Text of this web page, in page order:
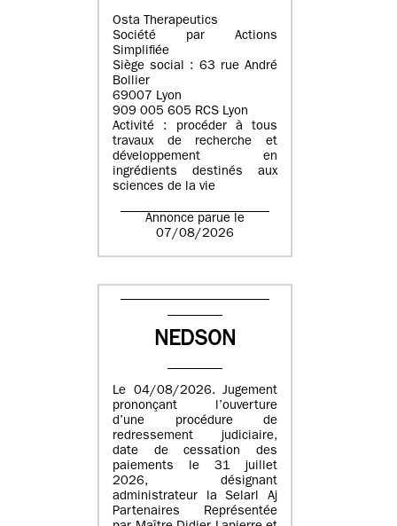
Osta Therapeutics
Société par Actions
Simplifiée
Siège social : 63 rue André
Bollier
69007 Lyon
909 005 605 RCS Lyon
Activité : procéder à tous
travaux de recherche et
développement en
ingrédients destinés aux
sciences de la vie
Annonce parue le
07/08/2026
NEDSON
Le 04/08/2026. Jugement
prononçant l’ouverture
d’une procédure de
redressement judiciaire,
date de cessation des
paiements le 31 juillet
2026, désignant
administrateur la Selarl Aj
Partenaires Représentée